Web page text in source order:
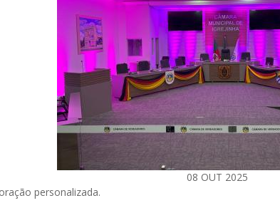
08 OUT 2025
personalizada.